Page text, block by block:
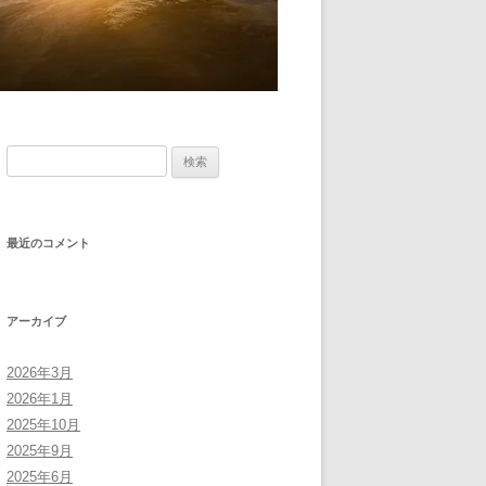
最近のコメント
アーカイブ
2026年3月
2026年1月
2025年10月
2025年9月
2025年6月